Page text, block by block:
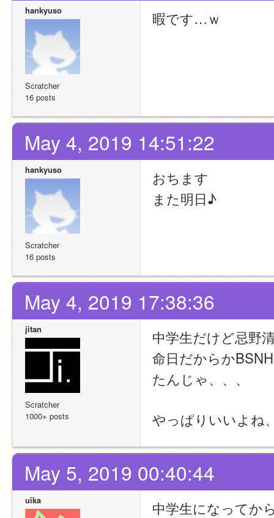
hankyuso
Scratcher
16 posts
暇です…ｗ
May 4, 2019 14:51:22
hankyuso
Scratcher
16 posts
おちます
また明日♪
May 4, 2019 17:38:36
jitan
Scratcher
1000+ posts
中学生だけど忌野
命日だからか
たんじゃ、、、
やっぱりいいよね
May 5, 2019 00:40:44
uika
中学生になってか